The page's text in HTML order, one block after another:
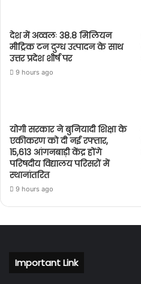
देश में अव्वलः 38.8 मिलियन
मीट्रिक टन दुग्ध उत्पादन के साथ
उत्तर प्रदेश शीर्ष पर
9 hours ago
योगी सरकार ने बुनियादी शिक्षा के
एकीकरण को दी नई रफ्तार,
15,613 आंगनबाड़ी केंद्र होंगे
परिषदीय विद्यालय परिसरों में
स्थानांतरित
9 hours ago
Important Link